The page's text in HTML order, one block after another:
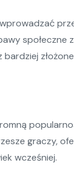
społeczne
graczy,
wcześniej.